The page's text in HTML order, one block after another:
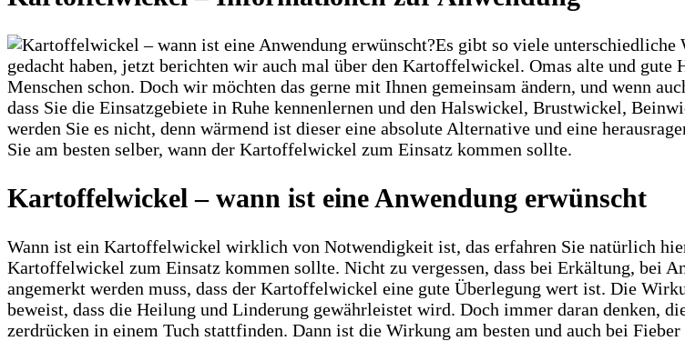
Es gibt so viele
gedacht haben, jetzt berichten wir auch mal über den Kartoffelwickel. Omas alte und
Menschen schon. Doch wir möchten das gerne mit Ihnen gemeinsam ändern, und wenn
dass Sie die Einsatzgebiete in Ruhe kennenlernen und den Halswickel, Brustwickel,
werden Sie es nicht, denn wärmend ist dieser eine absolute Alternative und eine
Sie am besten selber, wann der Kartoffelwickel zum Einsatz kommen sollte.
Kartoffelwickel – wann ist eine Anwendung erwünscht
Wann ist ein Kartoffelwickel wirklich von Notwendigkeit ist, das erfahren Sie natürlich
Kartoffelwickel zum Einsatz kommen sollte. Nicht zu vergessen, dass bei Erkältung, bei
angemerkt werden muss, dass der Kartoffelwickel eine gute Überlegung wert ist. Die
beweist, dass die Heilung und Linderung gewährleistet wird. Doch immer daran denken,
zerdrücken in einem Tuch stattfinden. Dann ist die Wirkung am besten und auch bei